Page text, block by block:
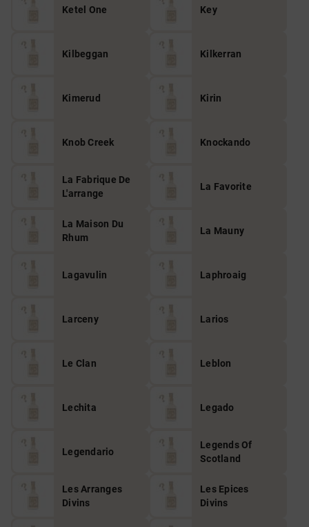
Ketel One Key
Kilbeggan Kilkerran
Kimerud Kirin
Knob Creek Knockando
La Fabrique De
L'arrange
La Favorite
La Maison Du
Rhum
La Mauny
Lagavulin Laphroaig
Larceny Larios
Le Clan Leblon
Lechita Legado
Legendario
Legends Of
Scotland
Les Arranges
Divins
Les Epices
Divins